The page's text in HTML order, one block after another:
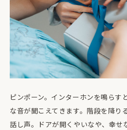
ピンポーン。インターホンを鳴らす
な音が聞こえてきます。階段を降り
話し声。ドアが開くやいなや、幸せ